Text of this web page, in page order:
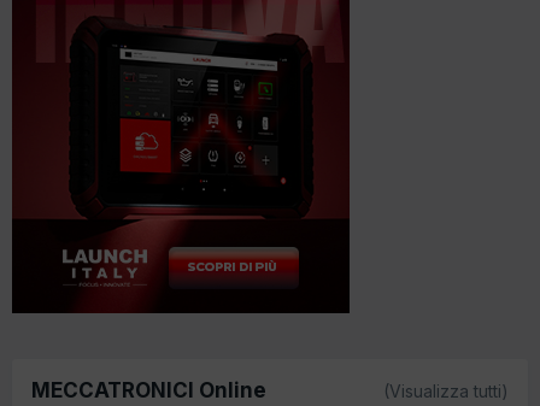
MECCATRONICI Online (Visualizza tutti)